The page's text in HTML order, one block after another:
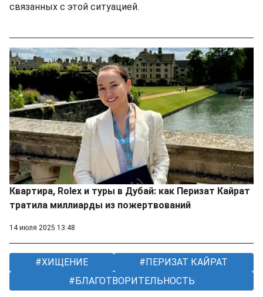
связанных с этой ситуацией.
Квартира, Rolex и туры в Дубай: как Перизат Кайрат
тратила миллиарды из пожертвований
14 июля 2025 13:48
ХИЩЕНИЕ
ПЕРИЗАТ КАЙРАТ
БЛАГОТВОРИТЕЛЬНОСТЬ